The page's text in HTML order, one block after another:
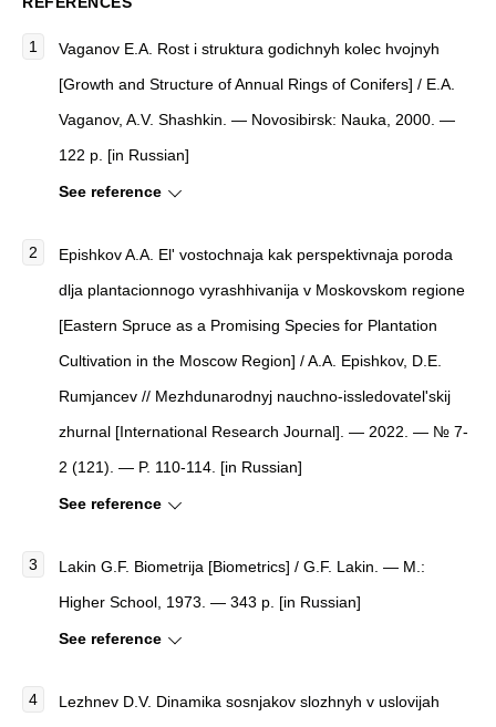
Vaganov E.A. Rost i struktura godichnyh kolec hvojnyh
[Growth and Structure of Annual Rings of Conifers] / E.A.
Vaganov, A.V. Shashkin. — Novosibirsk: Nauka, 2000. —
122 p. [in Russian]
See reference
Epishkov A.A. El' vostochnaja kak perspektivnaja poroda
dlja plantacionnogo vyrashhivanija v Moskovskom regione
[Eastern Spruce as a Promising Species for Plantation
Cultivation in the Moscow Region] / A.A. Epishkov, D.E.
Rumjancev // Mezhdunarodnyj nauchno-issledovatel'skij
zhurnal [International Research Journal]. — 2022. — № 7-
2 (121). — P. 110-114. [in Russian]
See reference
Lakin G.F. Biometrija [Biometrics] / G.F. Lakin. — M.:
Higher School, 1973. — 343 p. [in Russian]
See reference
Lezhnev D.V. Dinamika sosnjakov slozhnyh v uslovijah